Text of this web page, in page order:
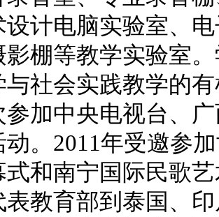
设计电脑实验室、
影棚等教学实验室
与社会实践教学的
参加中央电视台、
。2011年受邀参
式和南宁国际民歌
表教育部到泰国、